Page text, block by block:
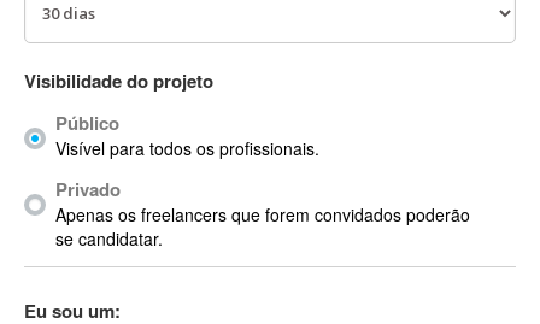
ACPI
Acrobat X
Acronis
ACT
Actian
Actimize
ActionScript
Active Directory
Visibilidade do projeto
Público
Visível para todos os profissionais.
Privado
Apenas os freelancers que forem convidados poderão
se candidatar.
Eu sou um: